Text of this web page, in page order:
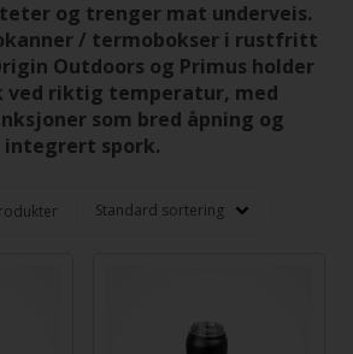
og trenger mat underveis.
/ termobokser i rustfritt
Outdoors og Primus holder
ved riktig temperatur, med
som bred åpning og
integrert spork.